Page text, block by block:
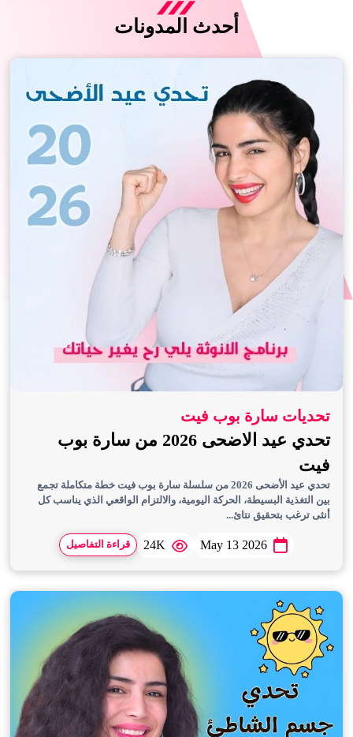
أحدث المدونات
تحديات سارة بوب فيت
تحدي عيد الاضحى 2026 من سارة بوب
فيت
تحدي عيد الأضحى 2026 من سلسلة سارة بوب فيت خطة متكاملة تجمع
بين التغذية البسيطة، الحركة اليومية، والالتزام الواقعي الذي يناسب كل
أنثى ترغب بتحقيق نتائ...
May 13 2026
24K قراءة التفاصيل